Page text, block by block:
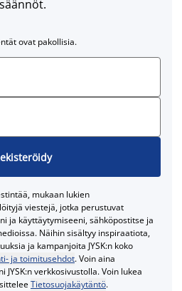
säännöt.
ovat pakollisia.
mukaan lukien
viestejä, jotka perustuvat
ja käyttäytymiseeni, sähköpostitse ja
Näihin sisältyy inspiraatiota,
ja kampanjoita JYSK:n koko
ja toimitusehdot. Voin aina
JYSK:n verkkosivustolla. Voin lukea
Tietosuojakäytäntö.